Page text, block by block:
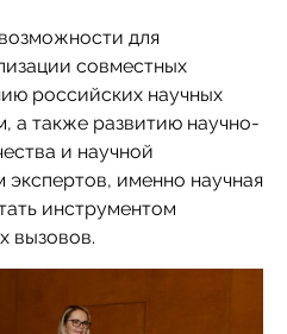
для
совместных
российских научных
а также развитию научно-
и научной
именно научная
инструментом
вызовов.